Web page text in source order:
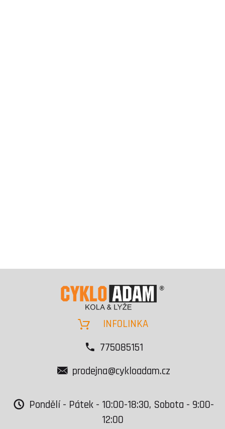
INFOLINKA
775085151
prodejna@cykloadam.cz
Pondělí - Pátek - 10:00-18:30, Sobota - 9:00-
12:00